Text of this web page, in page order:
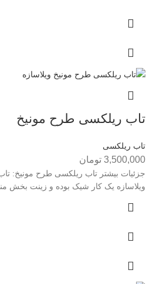
تاب ریلکسی طرح مونیخ
تاب ریلکسی
3,500,000 تومان
جزئیات بیشتر تاب ریلکسی طرح مونیخ:
ويلاسازه يک کار شيک بوده و زينت بخش